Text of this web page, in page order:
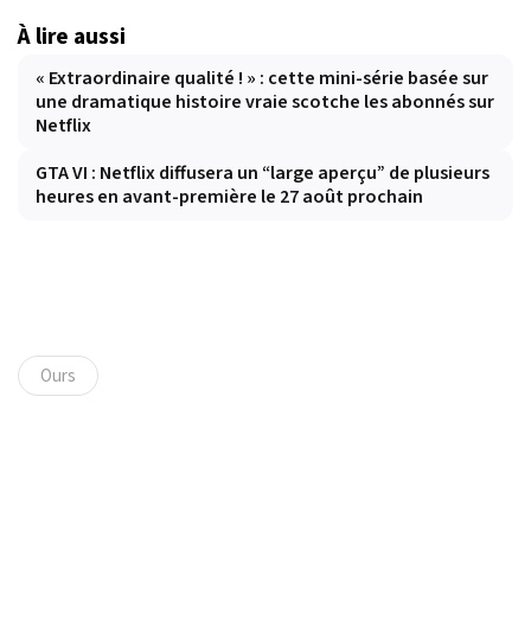
À lire aussi
« Extraordinaire qualité ! » : cette mini-série basée sur
une dramatique histoire vraie scotche les abonnés sur
Netflix
GTA VI : Netflix diffusera un “large aperçu” de plusieurs
heures en avant-première le 27 août prochain
Ours